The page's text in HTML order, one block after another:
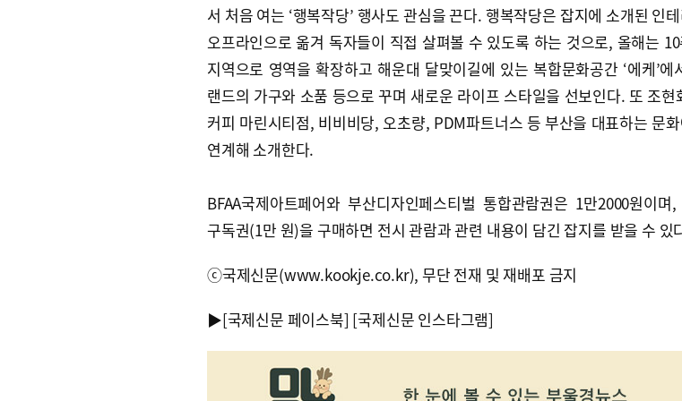
서 처음 여는 ‘행복작당’ 행사도 관심을 끈다. 행복작당은 잡지에 소개된 인
오프라인으로 옮겨 독자들이 직접 살펴볼 수 있도록 하는 것으로, 올해는
지역으로 영역을 확장하고 해운대 달맞이길에 있는 복합문화공간 ‘에케’에
랜드의 가구와 소품 등으로 꾸며 새로운 라이프 스타일을 선보인다. 또 조현
커피 마린시티점, 비비비당, 오초량, PDM파트너스 등 부산을 대표하는 문
연계해 소개한다.
BFAA국제아트페어와 부산디자인페스티벌 통합관람권은 1만2000원이며
구독권(1만 원)을 구매하면 전시 관람과 관련 내용이 담긴 잡지를 받을 수 있
ⓒ국제신문(www.kookje.co.kr), 무단 전재 및 재배포 금지
▶[국제신문 페이스북] [국제신문 인스타그램]